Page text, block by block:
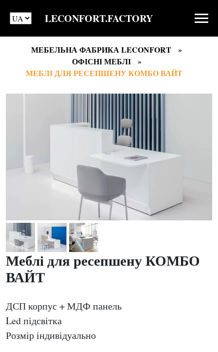
LECONFORT.FACTORY
МЕБЕЛЬНА ФАБРИКА LECONFORT
ОФІСНІ МЕБЛІ
МЕБЛІ ДЛЯ РЕСЕПШЕНУ КОМБО ВАЙТ
Меблі для ресепшену КОМБО
ВАЙТ
ДСП корпус + МДФ панель
Led підсвітка
Розмір індивідуально